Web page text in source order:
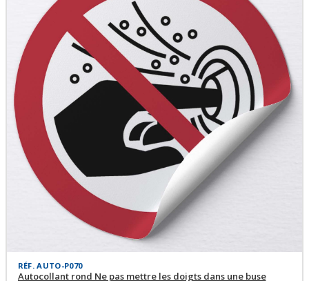
RÉF. AUTO-P070
Autocollant rond Ne pas mettre les doigts dans une buse